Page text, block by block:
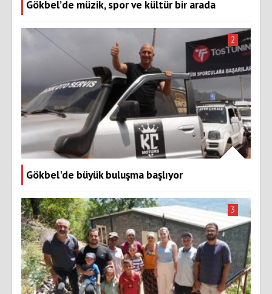
Gökbel’de müzik, spor ve kültür bir arada
Gökbel'de büyük buluşma başlıyor
2
3